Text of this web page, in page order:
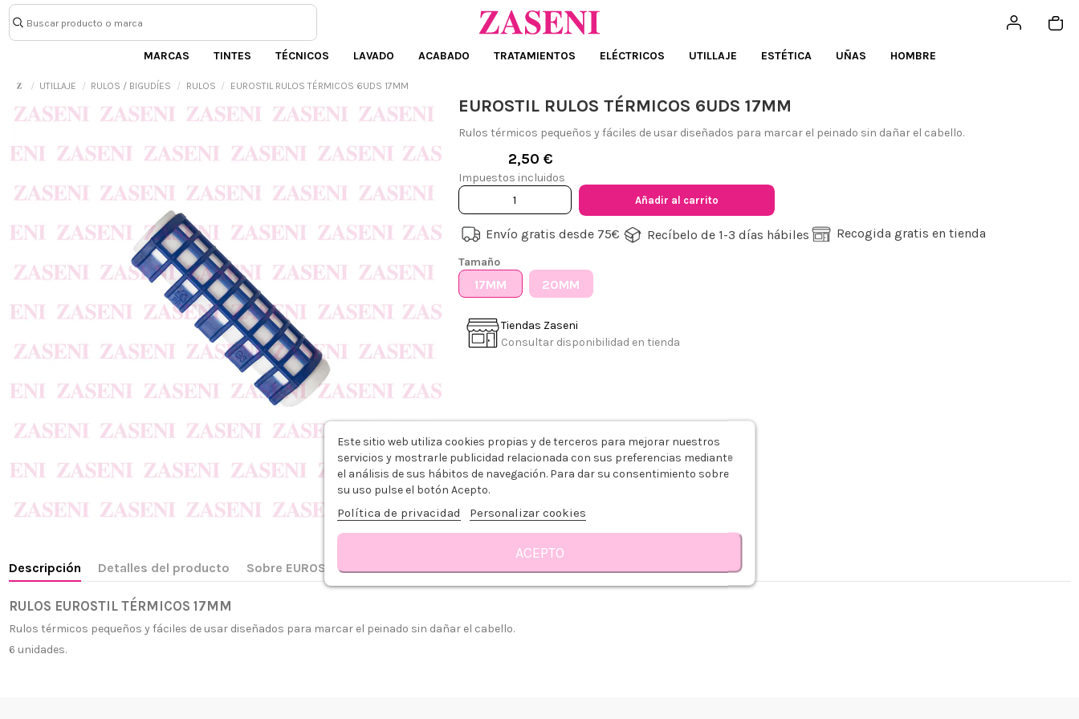
MARCAS TINTES TÉCNICOS LAVADO ACABADO TRATAMIENTOS ELÉCTRICOS UTILLAJE ESTÉTICA UÑAS HOMBRE
UTILLAJE RULOS / BIGUDÍES RULOS EUROSTIL RULOS TÉRMICOS 6UDS 17MM
EUROSTIL RULOS TÉRMICOS 6UDS 17MM
Rulos térmicos pequeños y fáciles de usar diseñados para marcar el peinado sin dañar el cabello.
2,50 €
Impuestos incluidos
Añadir al carrito
Envío gratis desde 75€ Recíbelo de 1-3 días hábiles Recogida gratis en tienda
Tamaño
17MM 20MM
Tiendas Zaseni
Consultar disponibilidad en tienda
Descripción Detalles del producto Sobre EUROSTIL Reseñas
RULOS EUROSTIL TÉRMICOS 17MM
Rulos térmicos pequeños y fáciles de usar diseñados para marcar el peinado sin dañar el cabello.
6 unidades.
+34 968 06 63 44
Este sitio web utiliza cookies propias y de terceros para mejorar nuestros
servicios y mostrarle publicidad relacionada con sus preferencias mediante
el análisis de sus hábitos de navegación. Para dar su consentimiento sobre
su uso pulse el botón Acepto.
Política de privacidad Personalizar cookies
ACEPTO